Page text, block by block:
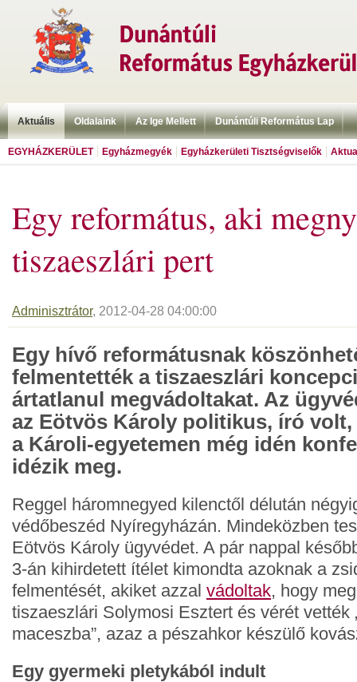
Aktuális Oldalaink Az Ige Mellett Dunántúli Református Lap
EGYHÁZKERÜLET Egyházmegyék Egyházkerületi Tisztségviselők
Egy református, aki
tiszaeszlári pert
Adminisztrátor, 2012-04-28 04:00:00
Egy hívő reformátusnak
felmentették a tiszaeszlári
ártatlanul megvádoltakat. Az
az Eötvös Károly politikus, író volt,
a Károli-egyetemen még idén
idézik meg.
Reggel háromnegyed kilenctől délután
védőbeszéd Nyíregyházán. Mindeközben
Eötvös Károly ügyvédet. A pár nappal
3-án kihirdetett ítélet kimondta azoknak a
felmentését, akiket azzal vádoltak, hogy
tiszaeszlári Solymosi Esztert és vérét vették
maceszba”, azaz a pészahkor készülő
Egy gyermeki pletykából indult